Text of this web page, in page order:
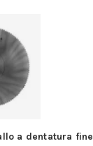
a dentatura fine